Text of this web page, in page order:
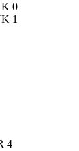
0
1
4